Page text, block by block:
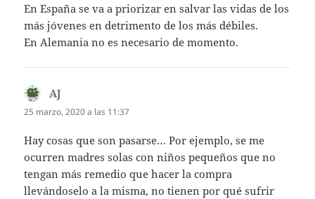
En España se va a priorizar en salvar las vidas de los
más jóvenes en detrimento de los más débiles.
En Alemania no es necesario de momento.
AJ
25 marzo, 2020 a las 11:37
Hay cosas que son pasarse… Por ejemplo, se me
ocurren madres solas con niños pequeños que no
tengan más remedio que hacer la compra
llevándoselo a la misma, no tienen por qué sufrir